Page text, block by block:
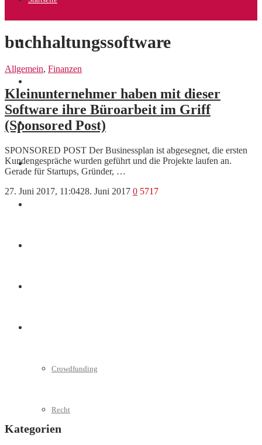
Allgemein
News
Finanzen
Crowdfunding
Recht
buchhaltungssoftware
Allgemein, Finanzen
Kleinunternehmer haben mit dieser
Software ihre Büroarbeit im Griff
(Sponsored Post)
SPONSORED POST Der Businessplan ist abgesegnet, die ersten
Kundengespräche wurden geführt und die Projekte laufen an.
Gerade für Startups, Gründer, …
27. Juni 2017, 11:0428. Juni 2017 0 5717
Kategorien